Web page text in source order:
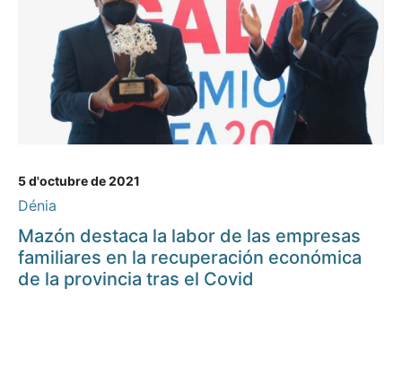
5 d'octubre de 2021
Dénia
Mazón destaca la labor de las empresas
familiares en la recuperación económica
de la provincia tras el Covid